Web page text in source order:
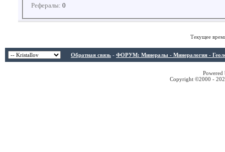
Рефералы: 0
Текущее
Обратная связь - ФОРУМ: Минералы - Минералогия -
Copyright ©2000 -